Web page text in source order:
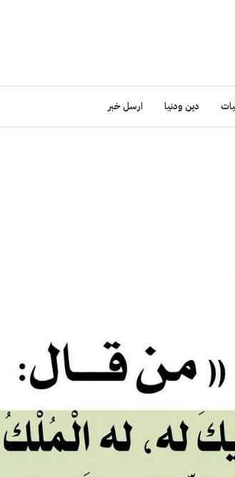
دين ودنيا ارسل خبر